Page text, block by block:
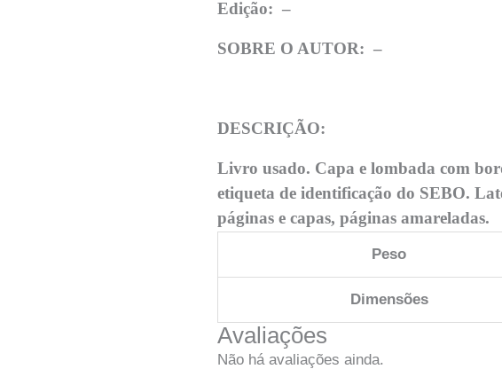
Edição: –
SOBRE O AUTOR: –
DESCRIÇÃO:
Livro usado. Capa e lombada com
etiqueta de identificação do SEBO.
páginas e capas, páginas amareladas.
Peso
Dimensões
Avaliações
Não há avaliações ainda.